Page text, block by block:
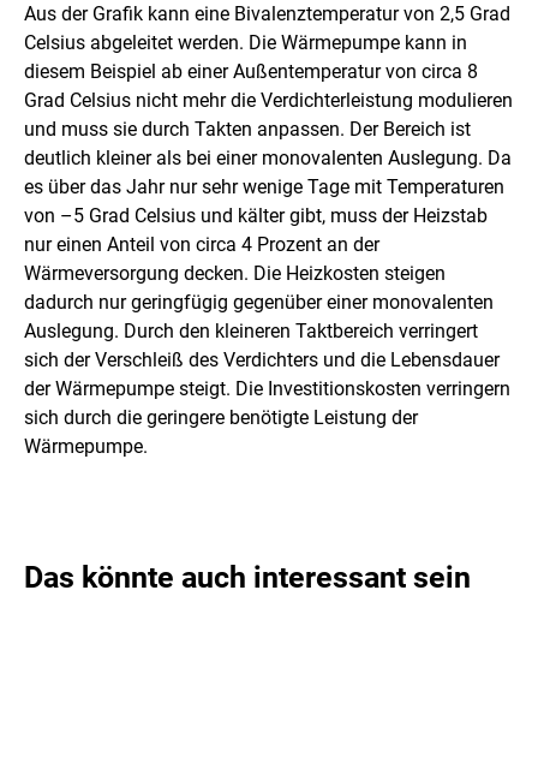
Aus der Grafik kann eine Bivalenztemperatur von 2,5 Grad
Celsius abgeleitet werden. Die Wärmepumpe kann in
diesem Beispiel ab einer Außentemperatur von circa 8
Grad Celsius nicht mehr die Verdichterleistung modulieren
und muss sie durch Takten anpassen. Der Bereich ist
deutlich kleiner als bei einer monovalenten Auslegung. Da
es über das Jahr nur sehr wenige Tage mit Temperaturen
von –5 Grad Celsius und kälter gibt, muss der Heizstab
nur einen Anteil von circa 4 Prozent an der
Wärmeversorgung decken. Die Heizkosten steigen
dadurch nur geringfügig gegenüber einer monovalenten
Auslegung. Durch den kleineren Taktbereich verringert
sich der Verschleiß des Verdichters und die Lebensdauer
der Wärmepumpe steigt. Die Investitionskosten verringern
sich durch die geringere benötigte Leistung der
Wärmepumpe.
Das könnte auch interessant sein